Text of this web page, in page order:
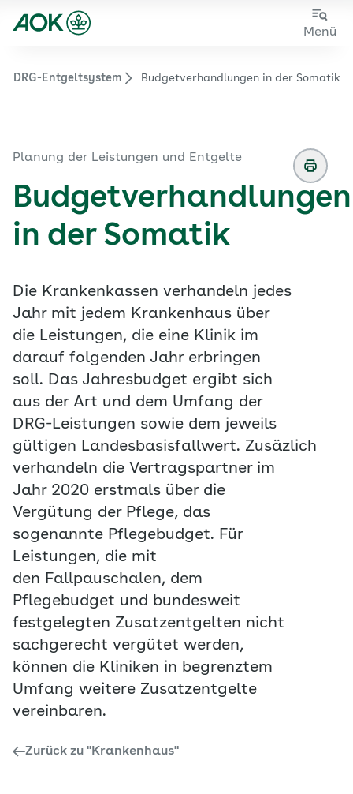
Zum
Zur
Menü
Zur Startseite von der Website aok.de/gp
DRG-Entgeltsystem Budgetverhandlungen in der Somatik
Planung der Leistungen und Entgelte
Budgetverhandlungen
in der Somatik
Die Krankenkassen verhandeln jedes
Jahr mit jedem Krankenhaus über
die Leistungen, die eine Klinik im
darauf folgenden Jahr erbringen
soll. Das Jahresbudget ergibt sich
aus der Art und dem Umfang der
DRG-Leistungen sowie dem jeweils
gültigen Landesbasisfallwert. Zusäzlich
verhandeln die Vertragspartner im
Jahr 2020 erstmals über die
Vergütung der Pflege, das
sogenannte Pflegebudget. Für
Leistungen, die mit
den Fallpauschalen, dem
Pflegebudget und bundesweit
festgelegten Zusatzentgelten nicht
sachgerecht vergütet werden,
können die Kliniken in begrenztem
Umfang weitere Zusatzentgelte
vereinbaren.
Zurück zu "Krankenhaus"